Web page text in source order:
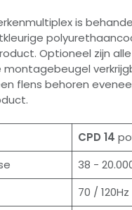
is
Optioneel zijn
flens behoren
CPD 14
38 -
70 / 120Hz